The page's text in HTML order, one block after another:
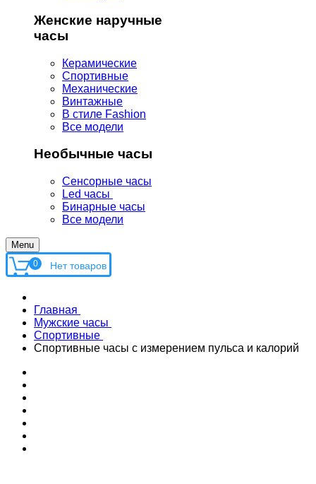
Женские наручные
часы
Керамические
Спортивные
Механические
Винтажные
В стиле Fashion
Все модели
Необычные часы
Сенсорные часы
Led часы
Бинарные часы
Все модели
Menu
0
Главная
Мужские часы
Спортивные
Спортивные часы с измерением пульса и калорий